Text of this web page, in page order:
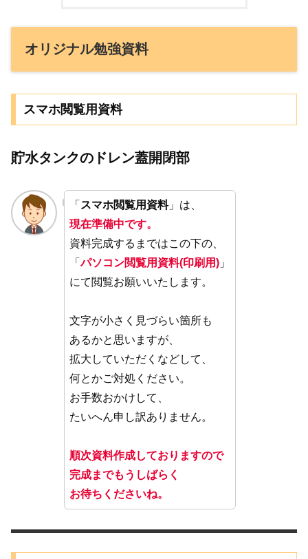
オリジナル勉強資料
スマホ閲覧用資料
貯水タンクのドレン蓋開閉部
「 スマホ閲覧用資料」は、
現在準備中です。
資料完成するまではこの下の、
「パソコン閲覧用資料(印刷用)」
にて閲覧お願いいたします。
文字が小さく見づらい箇所も
あるかと思いますが、
拡大していただくなどして、
何とかご対処ください。
お手数おかけして、
たいへん申し訳ありません。
順次資料作成しておりますので
完成までもうしばらく
お待ちくださいね。